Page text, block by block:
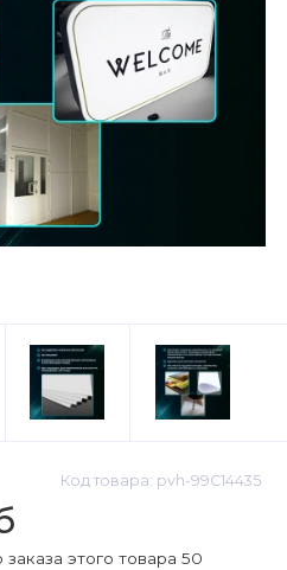
Код товара: pvh-99C14435
этого товара 50